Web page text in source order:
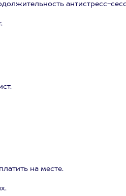
антистресс-
на месте.